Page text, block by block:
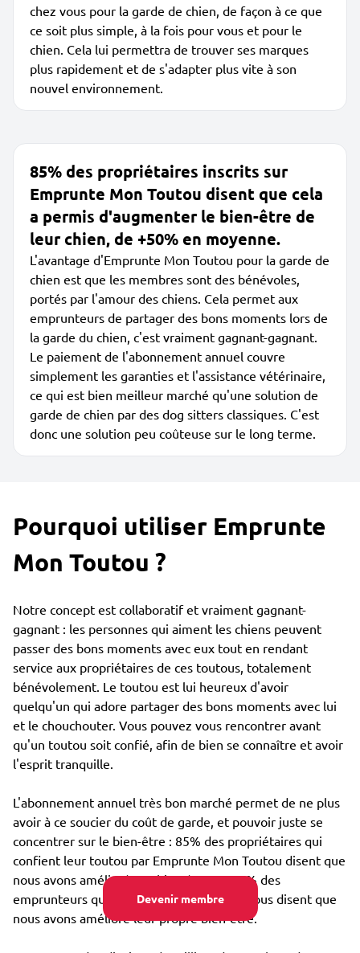
Devenir membre
chez vous pour la garde de chien, de façon à ce que
ce soit plus simple, à la fois pour vous et pour le
chien. Cela lui permettra de trouver ses marques
plus rapidement et de s'adapter plus vite à son
nouvel environnement.
85% des propriétaires inscrits sur
Emprunte Mon Toutou disent que cela
a permis d'augmenter le bien-être de
leur chien, de +50% en moyenne.
L'avantage d'Emprunte Mon Toutou pour la garde de
chien est que les membres sont des bénévoles,
portés par l'amour des chiens. Cela permet aux
emprunteurs de partager des bons moments lors de
la garde du chien, c'est vraiment gagnant-gagnant.
Le paiement de l'abonnement annuel couvre
simplement les garanties et l'assistance vétérinaire,
ce qui est bien meilleur marché qu'une solution de
garde de chien par des dog sitters classiques. C'est
donc une solution peu coûteuse sur le long terme.
Pourquoi utiliser Emprunte
Mon Toutou ?
Notre concept est collaboratif et vraiment gagnant-
gagnant : les personnes qui aiment les chiens peuvent
passer des bons moments avec eux tout en rendant
service aux propriétaires de ces toutous, totalement
bénévolement. Le toutou est lui heureux d'avoir
quelqu'un qui adore partager des bons moments avec lui
et le chouchouter. Vous pouvez vous rencontrer avant
qu'un toutou soit confié, afin de bien se connaître et avoir
l'esprit tranquille.
L'abonnement annuel très bon marché permet de ne plus
avoir à ce soucier du coût de garde, et pouvoir juste se
concentrer sur le bien-être : 85% des propriétaires qui
confient leur toutou par Emprunte Mon Toutou disent que
nous avons amélioré son bien-être, et 98% des
emprunteurs qui s'occupent d'un toutou nous disent que
nous avons amélioré leur propre bien-être.